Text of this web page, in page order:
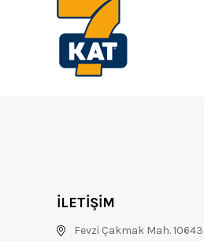
İLETİŞİM
Fevzi Çakmak Mah.